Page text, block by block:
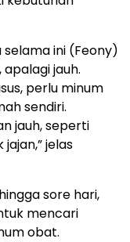
ini (Feony)
jauh.
perlu minum
sendiri.
jauh, seperti
jelas
sore hari,
mencari
obat.